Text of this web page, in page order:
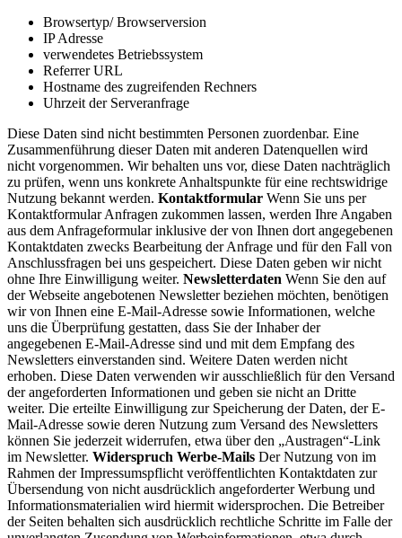
Browsertyp/ Browserversion
IP Adresse
verwendetes Betriebssystem
Referrer URL
Hostname des zugreifenden Rechners
Uhrzeit der Serveranfrage
Diese Daten sind nicht bestimmten Personen zuordenbar. Eine
Zusammenführung dieser Daten mit anderen Datenquellen wird
nicht vorgenommen. Wir behalten uns vor, diese Daten nachträglich
zu prüfen, wenn uns konkrete Anhaltspunkte für eine rechtswidrige
Nutzung bekannt werden. Kontaktformular Wenn Sie uns per
Kontaktformular Anfragen zukommen lassen, werden Ihre Angaben
aus dem Anfrageformular inklusive der von Ihnen dort angegebenen
Kontaktdaten zwecks Bearbeitung der Anfrage und für den Fall von
Anschlussfragen bei uns gespeichert. Diese Daten geben wir nicht
ohne Ihre Einwilligung weiter. Newsletterdaten Wenn Sie den auf
der Webseite angebotenen Newsletter beziehen möchten, benötigen
wir von Ihnen eine E-Mail-Adresse sowie Informationen, welche
uns die Überprüfung gestatten, dass Sie der Inhaber der
angegebenen E-Mail-Adresse sind und mit dem Empfang des
Newsletters einverstanden sind. Weitere Daten werden nicht
erhoben. Diese Daten verwenden wir ausschließlich für den Versand
der angeforderten Informationen und geben sie nicht an Dritte
weiter. Die erteilte Einwilligung zur Speicherung der Daten, der E-
Mail-Adresse sowie deren Nutzung zum Versand des Newsletters
können Sie jederzeit widerrufen, etwa über den „Austragen“-Link
im Newsletter. Widerspruch Werbe-Mails Der Nutzung von im
Rahmen der Impressumspflicht veröffentlichten Kontaktdaten zur
Übersendung von nicht ausdrücklich angeforderter Werbung und
Informationsmaterialien wird hiermit widersprochen. Die Betreiber
der Seiten behalten sich ausdrücklich rechtliche Schritte im Falle der